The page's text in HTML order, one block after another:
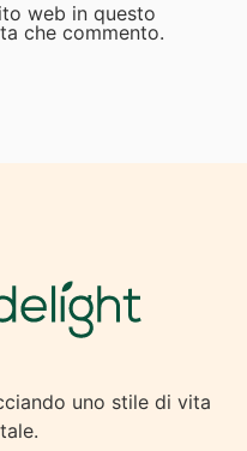
web in questo
che commento.
uno stile di vita